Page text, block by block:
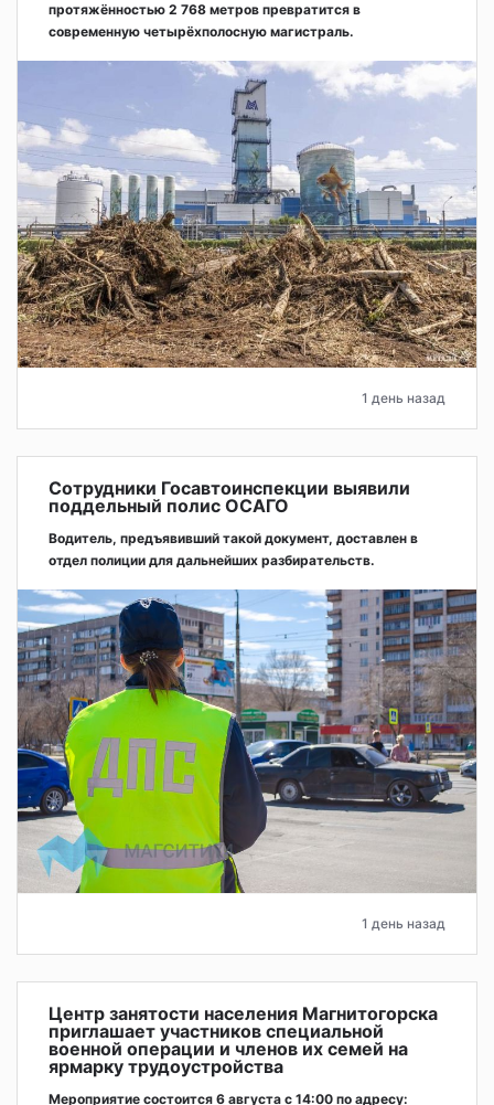
протяжённостью 2 768 метров превратится в
современную четырёхполосную магистраль.
1 день назад
Сотрудники Госавтоинспекции выявили
поддельный полис ОСАГО
Водитель, предъявивший такой документ, доставлен в
отдел полиции для дальнейших разбирательств.
1 день назад
Центр занятости населения Магнитогорска
приглашает участников специальной
военной операции и членов их семей на
ярмарку трудоустройства
Мероприятие состоится 6 августа с 14:00 по адресу: